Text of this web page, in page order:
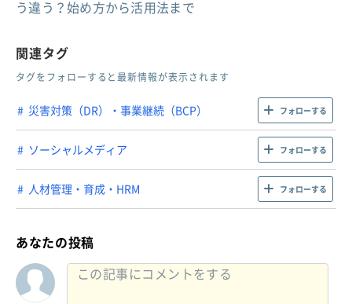
う違う？始め方から活用法まで
関連タグ
タグをフォローすると最新情報が表示されます
災害対策（DR）・事業継続（BCP） フォローする
ソーシャルメディア フォローする
人材管理・育成・HRM フォローする
あなたの投稿